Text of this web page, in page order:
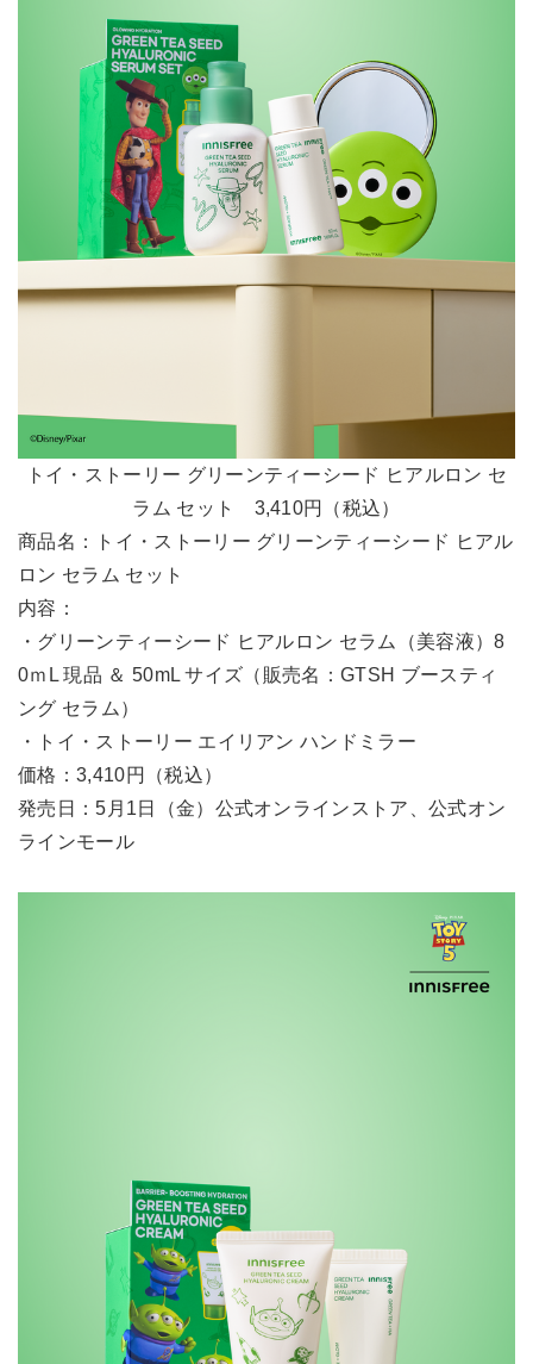
トイ・ストーリー グリーンティーシード ヒアルロン セ
ラム セット 3,410円（税込）
商品名：トイ・ストーリー グリーンティーシード ヒアル
ロン セラム セット
内容：
・グリーンティーシード ヒアルロン セラム（美容液）8
0ｍL 現品 ＆ 50mL サイズ（販売名：GTSH ブースティ
ング セラム）
・トイ・ストーリー エイリアン ハンドミラー
価格：3,410円（税込）
発売日：5月1日（金）公式オンラインストア、公式オン
ラインモール